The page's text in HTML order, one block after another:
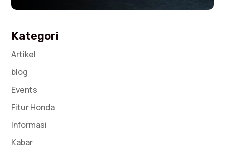
Kategori
Artikel
blog
Events
Fitur Honda
Informasi
Kabar